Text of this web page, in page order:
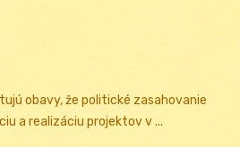
obavy, že politické zasahovanie
a realizáciu projektov v ...